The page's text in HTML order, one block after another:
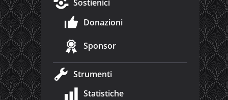
Sostienici
Donazioni
Sponsor
Strumenti
Statistiche